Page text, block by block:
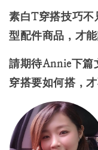
素白T穿搭技巧不
型配件商品，才
請期待Annie下篇
穿搭要如何搭，